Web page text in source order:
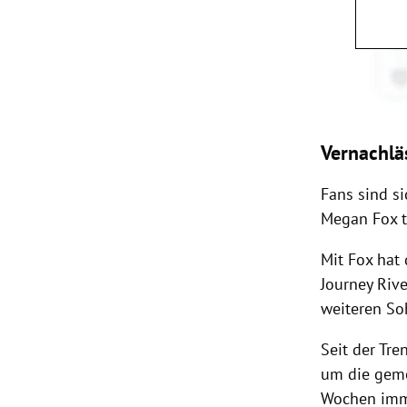
Fans sind
Megan Fox
Mit Fox hat
Journey
weiteren
Seit der
um die
Wochen